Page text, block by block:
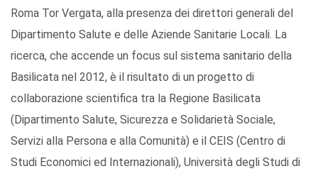
Roma Tor Vergata, alla presenza dei direttori generali del
Dipartimento Salute e delle Aziende Sanitarie Locali. La
ricerca, che accende un focus sul sistema sanitario della
Basilicata nel 2012, è il risultato di un progetto di
collaborazione scientifica tra la Regione Basilicata
(Dipartimento Salute, Sicurezza e Solidarietà Sociale,
Servizi alla Persona e alla Comunità) e il CEIS (Centro di
Studi Economici ed Internazionali), Università degli Studi di